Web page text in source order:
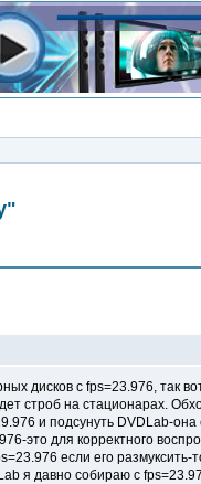
дисков с fps=23.976, так
строб на стационарах.
и подсунуть DVDLab-
это для корректного
если его
я давно собираю с